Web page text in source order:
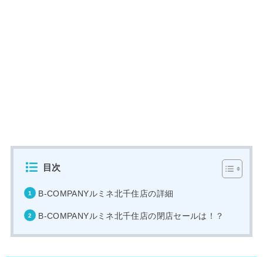
目次
B-COMPANYルミネ北千住店の詳細
B-COMPANYルミネ北千住店の閉店セールは！？